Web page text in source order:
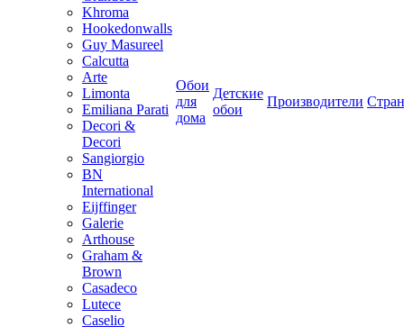
Khroma
Hookedonwalls
Guy Masureel
Calcutta
Arte
Limonta
Emiliana Parati
Decori &
Decori
Sangiorgio
BN
International
Eijffinger
Galerie
Arthouse
Graham &
Brown
Casadeco
Lutece
Caselio
Обои
для
дома
Детские
обои
Производители